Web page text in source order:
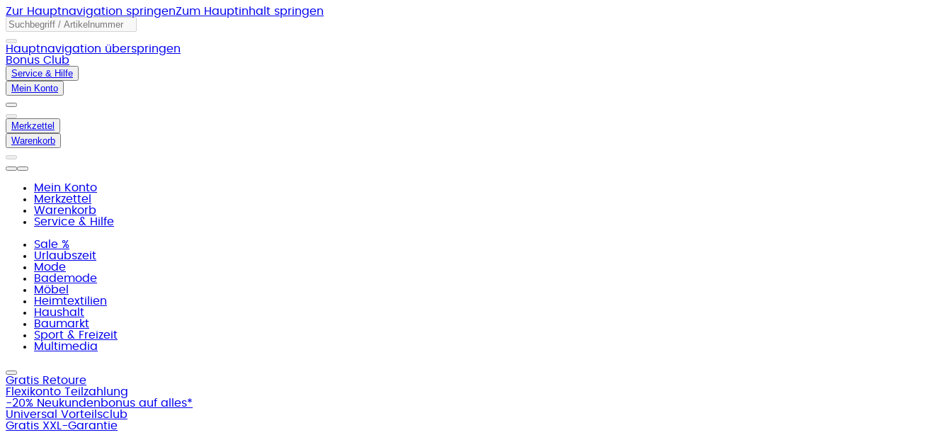
Zur Hauptnavigation springenZum Hauptinhalt springen
Hauptnavigation überspringen
Bonus Club
Service & Hilfe
Mein Konto
Merkzettel
Warenkorb
Mein Konto
Merkzettel
Warenkorb
Service & Hilfe
Sale %
Urlaubszeit
Mode
Bademode
Möbel
Heimtextilien
Haushalt
Baumarkt
Sport & Freizeit
Multimedia
Gratis Retoure
Flexikonto Teilzahlung
-20% Neukundenbonus auf alles*
Universal Vorteilsclub
Gratis XXL-Garantie